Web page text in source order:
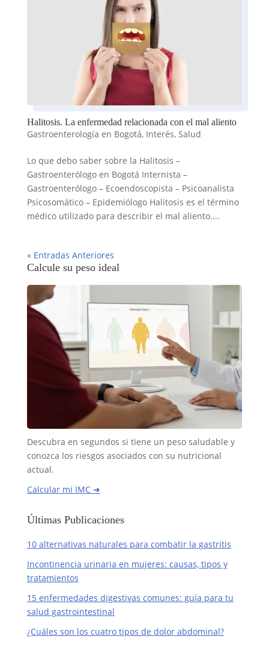
Halitosis. La enfermedad relacionada con el mal aliento
Gastroenterología en Bogotá, Interés, Salud
Lo que debo saber sobre la Halitosis –
Gastroenterólogo en Bogotá Internista –
Gastroenterólogo – Ecoendoscopista – Psicoanalista
Psicosomático – Epidemiólogo Halitosis es el término
médico utilizado para describir el mal aliento....
« Entradas Anteriores
Calcule su peso ideal
Descubra en segundos si tiene un peso saludable y
conozca los riesgos asociados con su nutricional
actual.
Calcular mi IMC ➜
Últimas Publicaciones
10 alternativas naturales para combatir la gastritis
Incontinencia urinaria en mujeres: causas, tipos y
tratamientos
15 enfermedades digestivas comunes: guía para tu
salud gastrointestinal
¿Cuáles son los cuatro tipos de dolor abdominal?